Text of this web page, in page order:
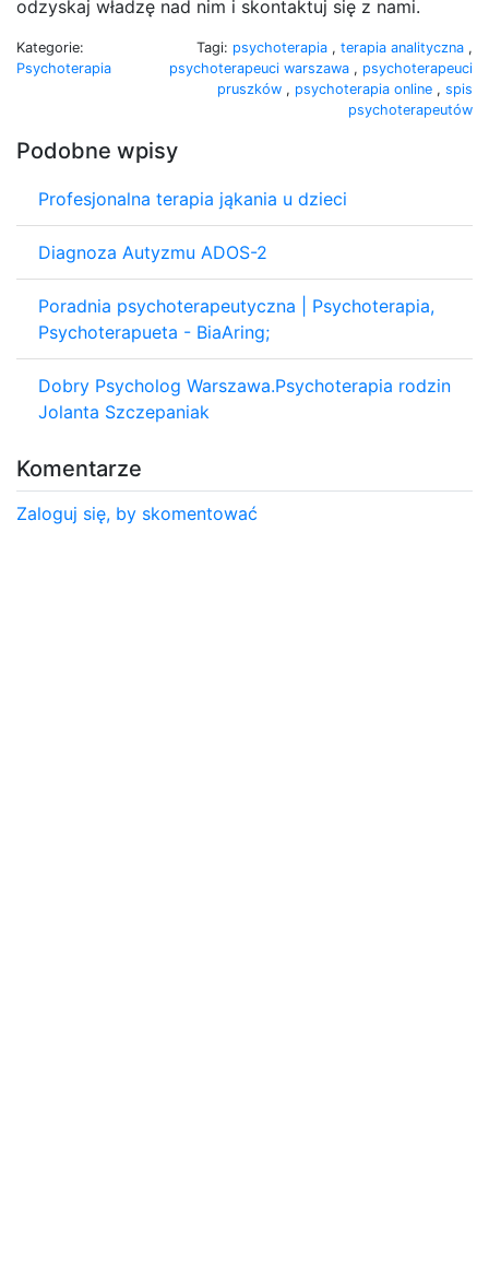
odzyskaj władzę nad nim i skontaktuj się z nami.
Kategorie:
Psychoterapia
Tagi: psychoterapia , terapia analityczna ,
psychoterapeuci warszawa , psychoterapeuci
pruszków , psychoterapia online , spis
psychoterapeutów
Podobne wpisy
Profesjonalna terapia jąkania u dzieci
Diagnoza Autyzmu ADOS-2
Poradnia psychoterapeutyczna | Psychoterapia,
Psychoterapueta - BiaAring;
Dobry Psycholog Warszawa.Psychoterapia rodzin
Jolanta Szczepaniak
Komentarze
Zaloguj się, by skomentować